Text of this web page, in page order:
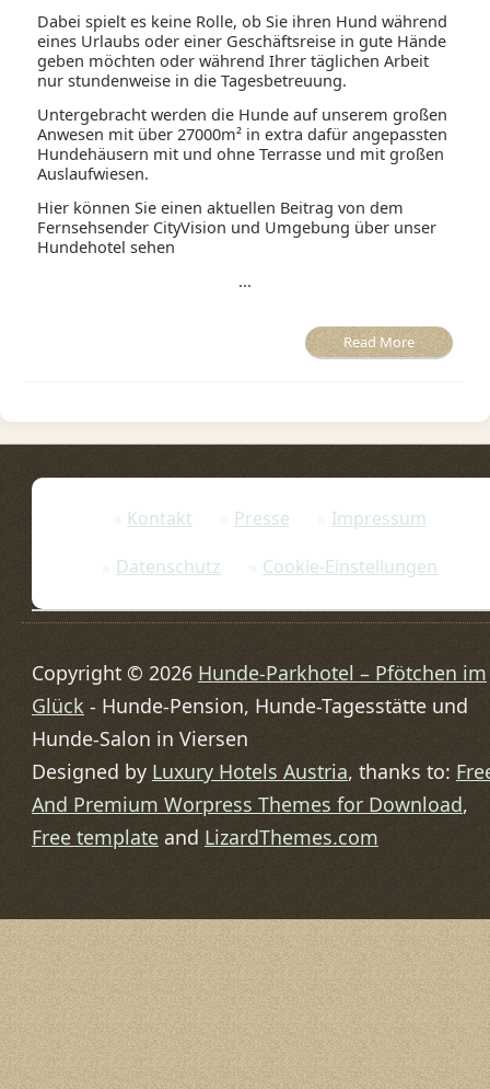
Dabei spielt es keine Rolle, ob Sie ihren Hund während
eines Urlaubs oder einer Geschäftsreise in gute Hände
geben möchten oder während Ihrer täglichen Arbeit
nur stundenweise in die Tagesbetreuung.
Untergebracht werden die Hunde auf unserem großen
Anwesen mit über 27000m² in extra dafür angepassten
Hundehäusern mit und ohne Terrasse und mit großen
Auslaufwiesen.
Hier können Sie einen aktuellen Beitrag von dem
Fernsehsender CityVision und Umgebung über unser
Hundehotel sehen
...
Read More
Kontakt Presse
Impressum
Datenschutz
Cookie-Einstellungen
Copyright © 2026 Hunde-Parkhotel – Pfötchen im
Glück - Hunde-Pension, Hunde-Tagesstätte und
Hunde-Salon in Viersen
Designed by Luxury Hotels Austria, thanks to:
And Premium Worpress Themes for Download,
Free templateand LizardThemes.com